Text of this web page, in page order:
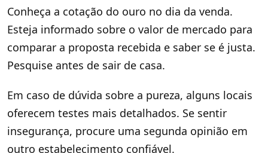
Conheça a cotação do ouro no dia da venda.
Esteja informado sobre o valor de mercado para
comparar a proposta recebida e saber se é justa.
Pesquise antes de sair de casa.
Em caso de dúvida sobre a pureza, alguns locais
oferecem testes mais detalhados. Se sentir
insegurança, procure uma segunda opinião em
outro estabelecimento confiável.